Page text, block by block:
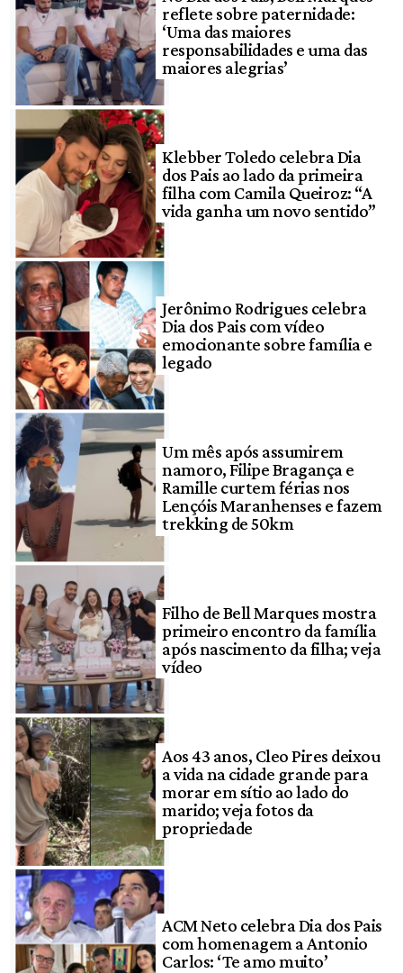
reflete sobre paternidade:
‘Uma das maiores
responsabilidades e uma das
maiores alegrias’
Klebber Toledo celebra Dia
dos Pais ao lado da primeira
filha com Camila Queiroz: “A
vida ganha um novo sentido”
Jerônimo Rodrigues celebra
Dia dos Pais com vídeo
emocionante sobre família e
legado
Um mês após assumirem
namoro, Filipe Bragança e
Ramille curtem férias nos
Lençóis Maranhenses e fazem
trekking de 50km
Filho de Bell Marques mostra
primeiro encontro da família
após nascimento da filha; veja
vídeo
Aos 43 anos, Cleo Pires deixou
a vida na cidade grande para
morar em sítio ao lado do
marido; veja fotos da
propriedade
ACM Neto celebra Dia dos Pais
com homenagem a Antonio
Carlos: ‘Te amo muito’